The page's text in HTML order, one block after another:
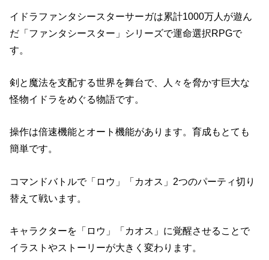
イドラファンタシースターサーガは累計1000万人が遊ん
だ「ファンタシースター」シリーズで運命選択RPGで
す。
剣と魔法を支配する世界を舞台で、人々を脅かす巨大な
怪物イドラをめぐる物語です。
操作は倍速機能とオート機能があります。育成もとても
簡単です。
コマンドバトルで「ロウ」「カオス」2つのパーティ切り
替えて戦います。
キャラクターを「ロウ」「カオス」に覚醒させることで
イラストやストーリーが大きく変わります。